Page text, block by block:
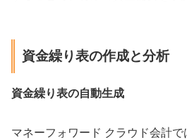
資金繰り表の作成と分析
資金繰り表の自動生成
マネーフォワード クラウド会計